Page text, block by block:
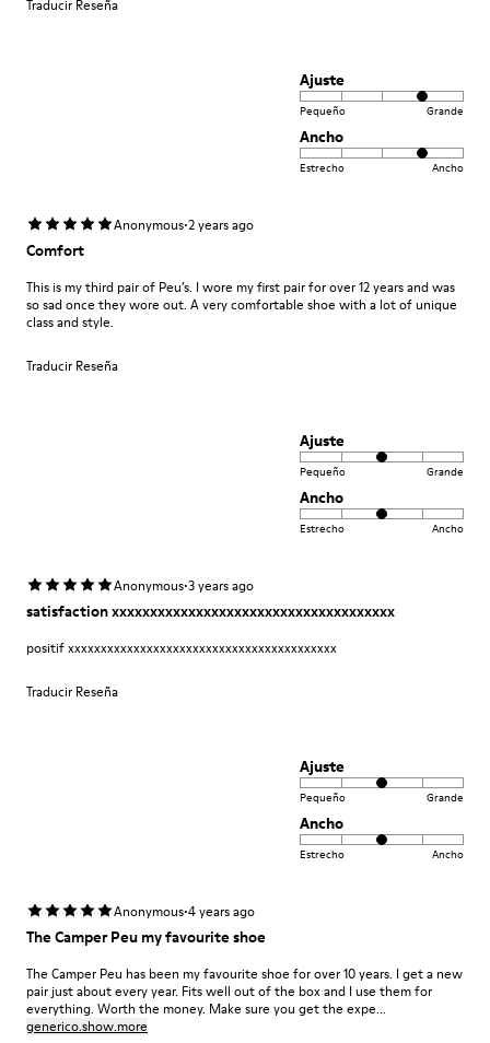
Traducir Reseña
Ajuste
Pequeño Grande
Ancho
Estrecho Ancho
Anonymous·2 years ago
Comfort
This is my third pair of Peu’s. I wore my first pair for over 12 years and was
so sad once they wore out. A very comfortable shoe with a lot of unique
class and style.
Traducir Reseña
Ajuste
Pequeño Grande
Ancho
Estrecho Ancho
Anonymous·3 years ago
satisfaction xxxxxxxxxxxxxxxxxxxxxxxxxxxxxxxxxxxxx
positif xxxxxxxxxxxxxxxxxxxxxxxxxxxxxxxxxxxxxxxxx
Traducir Reseña
Ajuste
Pequeño Grande
Ancho
Estrecho Ancho
Anonymous·4 years ago
The Camper Peu my favourite shoe
The Camper Peu has been my favourite shoe for over 10 years. I get a new
pair just about every year. Fits well out of the box and I use them for
everything. Worth the money. Make sure you get the expe...
generico.show.more